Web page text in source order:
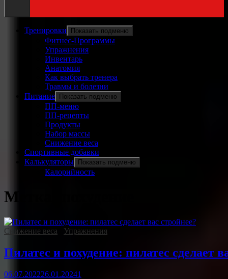
Тренировки Показать подменю
Фитнес-Программы
Упражнения
Инвентарь
Анатомия
Как выбрать тренера
Травмы и болезни
Питание
Показать подменю
ПП-меню
ПП-рецепты
Продукты
Набор массы
Снижение веса
Спортивные добавки
Калькуляторы
Показать подменю
Калорийность
Метка:
Снижение веса Упражнения
Пилатес и похудение: пилатес сделает
06.07.202226.01.20241